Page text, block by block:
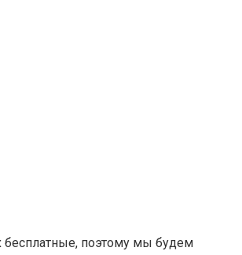
бесплатные, поэтому мы будем